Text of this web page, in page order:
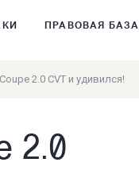
ПРАВОВАЯ БАЗА
2.0 CVT и удивился!
2.0